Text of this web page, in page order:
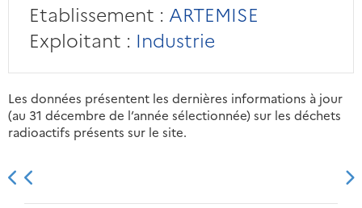
Etablissement : ARTEMISE
Exploitant : Industrie
Les données présentent les dernières informations à jour
(au 31 décembre de l’année sélectionnée) sur les déchets
radioactifs présents sur le site.